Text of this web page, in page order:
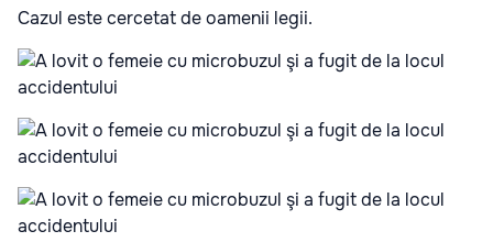
Cazul este cercetat de oamenii legii.